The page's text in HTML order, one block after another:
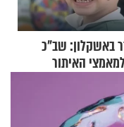
נעדר באשקלון: שב"כ
האיתור